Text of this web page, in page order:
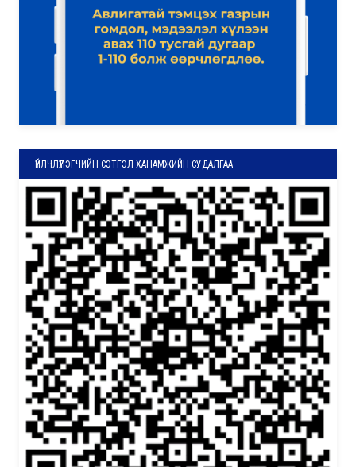
ҮЙЛЧЛҮҮЛЭГЧИЙН СЭТГЭЛ ХАНАМЖИЙН СУДАЛГАА